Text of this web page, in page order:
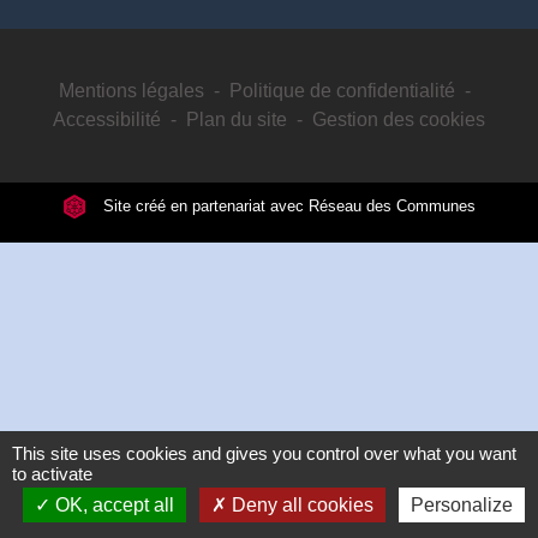
Mentions légales - Politique de confidentialité -
Accessibilité - Plan du site - Gestion des cookies
Site créé en partenariat avec Réseau des Communes
This site uses cookies and gives you control over what you want
to activate
OK, accept all
Deny all cookies Personalize